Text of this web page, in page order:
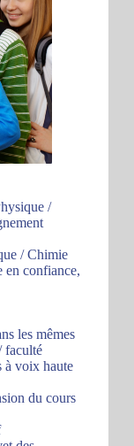
/
/ Chimie
en confiance,
les mêmes
faculté
à voix haute
du cours